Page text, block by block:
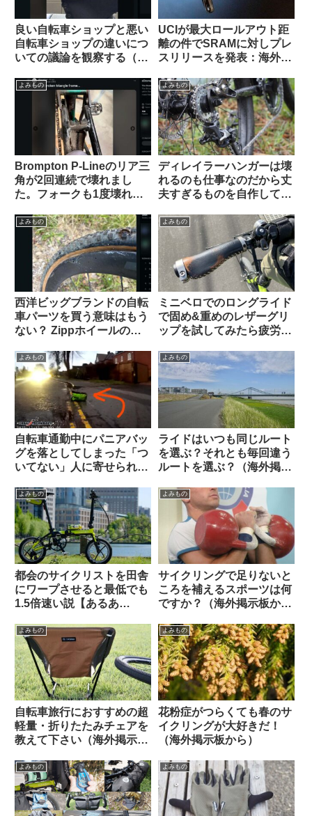
良い自転車ショップと悪い
自転車ショップの違いにつ
いての議論を観察する（海
UCIが最大ロールアウト距
離の件でSRAMに対しプレ
スリリースを発表：海外サ
よみもの
Brompton P-Lineのリア三
角が2回連続で壊れまし
た。フォークも1度壊れま
か？】（海外掲示板から）
よみもの
ディレイラーハンガーは壊
れるのも仕事なのだから丈
夫すぎるものを自作しては
ら）
よみもの
西洋ビッグブランドの自転
車パーツを買う意味はもう
ない？ Zippホイールの生
の経緯報告が大きい話題に
よみもの
ミニベロでのロングライド
で固め&重めのレザーグリ
ップを試してみたら疲労が
CYCLE GRIP】
よみもの
自転車通勤中にパニアバッ
グを落としてしまった「つ
いてない」人に寄せられた
人間万事塞翁が馬
よみもの
ライドはいつも同じルート
を選ぶ？それとも毎回違う
ルートを選ぶ？（海外掲示
よみもの
都会のサイクリストを田舎
にワープさせると最低でも
1.5倍速い説【あるあ
よみもの
サイクリングで足りないと
ころを補えるスポーツは何
ですか？（海外掲示板か
よみもの
自転車旅行におすすめの超
軽量・折りたたみチェアを
教えて下さい（海外掲示板
モデルの使用感】
よみもの
花粉症がつらくても春のサ
イクリングが大好きだ！
（海外掲示板から）
よみもの よみもの